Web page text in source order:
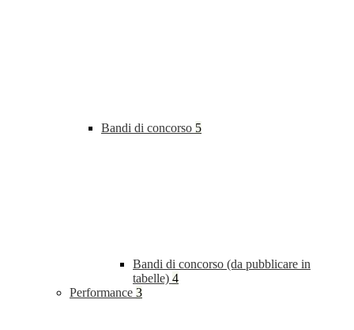
Bandi di concorso 5
Bandi di concorso (da pubblicare in
tabelle) 4
Performance 3